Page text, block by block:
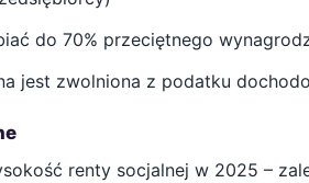
do 70% przeciętnego
jest zwolniona z podatku
renty socjalnej w 2025 –